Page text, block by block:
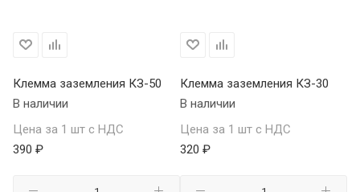
Клемма заземления КЗ-50
В наличии
Цена за 1 шт с НДС
390 ₽
Клемма заземления КЗ-30
В наличии
Цена за 1 шт с НДС
320 ₽